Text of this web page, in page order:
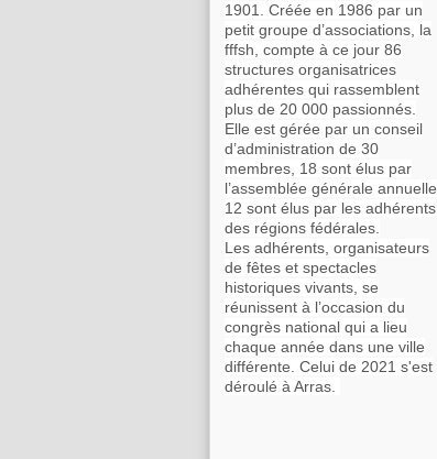
1901. Créée en 1986 par un
petit groupe d’associations, la
fffsh, compte à ce jour 86
structures organisatrices
adhérentes qui rassemblent
plus de 20 000 passionnés.
Elle est gérée par un conseil
d’administration de 30
membres, 18 sont élus par
l’assemblée générale annuelle,
12 sont élus par les adhérents
des régions fédérales.
Les adhérents, organisateurs
de fêtes et spectacles
historiques vivants, se
réunissent à l’occasion du
congrès national qui a lieu
chaque année dans une ville
différente. Celui de 2021 s'est
déroulé à Arras.